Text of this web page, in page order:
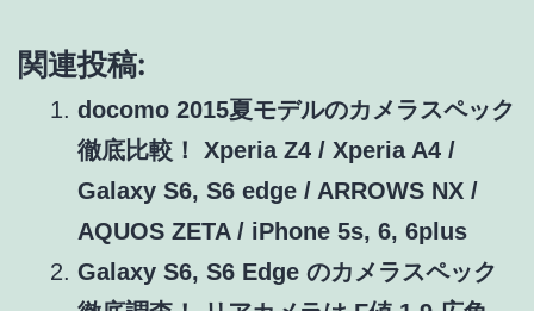
関連投稿:
docomo 2015夏モデルのカメラスペック
徹底比較！ Xperia Z4 / Xperia A4 /
Galaxy S6, S6 edge / ARROWS NX /
AQUOS ZETA / iPhone 5s, 6, 6plus
Galaxy S6, S6 Edge のカメラスペック